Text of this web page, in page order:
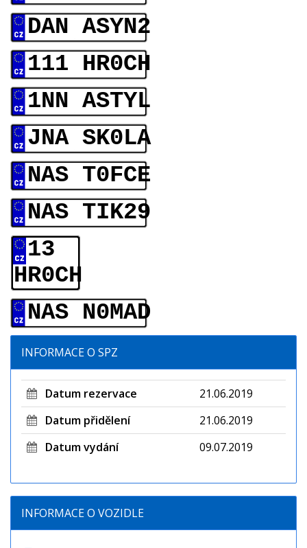
DAN ASYN2
111 HR0CH
1NN ASTYL
JNA SK0LA
NAS T0FCE
NAS TIK29
13
HR0CH
NAS N0MAD
INFORMACE O SPZ
Datum rezervace
21.06.2019
Datum přidělení
21.06.2019
Datum vydání
09.07.2019
INFORMACE O VOZIDLE